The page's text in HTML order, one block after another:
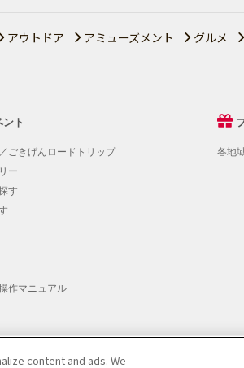
アウトドア アミューズメント グルメ
ント
ごきげんロードトリップ
ー
す
作マニュアル
各地
JAFホームページ | Do Not Sell or Share My Personal
content and ads. We